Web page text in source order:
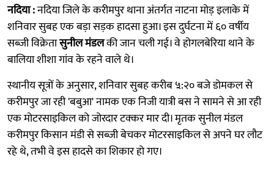
नदिया :नदिया जिले के करीमपुर थाना अंतर्गत नाटना मोड़ इलाके में
शनिवार सुबह एक बड़ा सड़क हादसा हुआ। इस दुर्घटना में ६० वर्षीय
सब्जी विक्रेतासुनील मंडलकी जान चली गई। वे होगलबेरिया थाने के
बालिया शीशा गांव के रहने वाले थे।
स्थानीय सूत्रों के अनुसार, शनिवार सुबह करीब ५:२० बजे डोमकल से
करीमपुर जा रही 'बबुआ' नामक एक निजी यात्री बस ने सामने से आ रही
एक मोटरसाइकिल को जोरदार टक्कर मार दी। मृतक सुनील मंडल
करीमपुर किसान मंडी से सब्जी बेचकर मोटरसाइकिल से अपने घर लौट
रहे थे, तभी वे इस हादसे का शिकार हो गए।